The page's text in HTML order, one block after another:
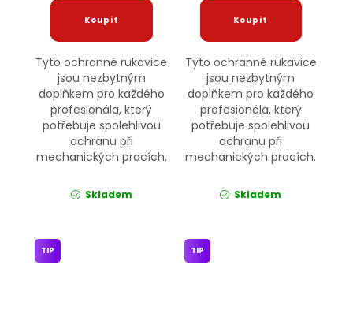
Tyto ochranné rukavice
jsou nezbytným
doplňkem pro každého
profesionála, který
potřebuje spolehlivou
ochranu při
mechanických pracích.
Skladem
Tyto ochranné rukavice
jsou nezbytným
doplňkem pro každého
profesionála, který
potřebuje spolehlivou
ochranu při
mechanických pracích.
Skladem
TIP TIP